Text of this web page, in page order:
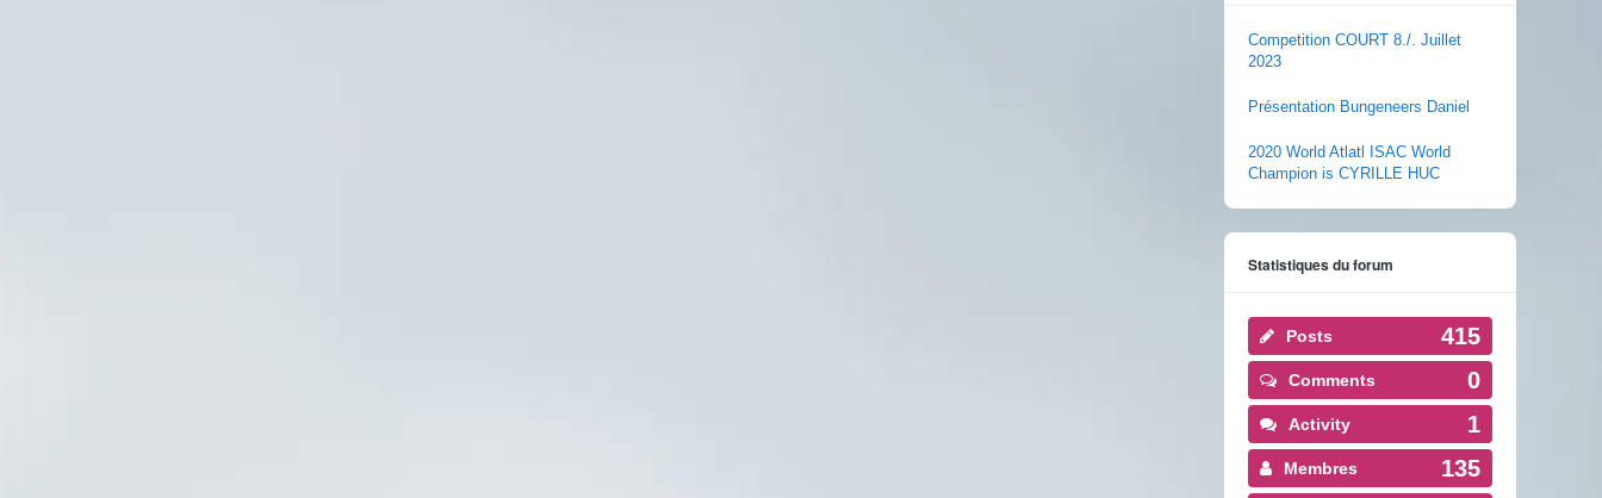
Competition COURT 8./. Juillet
2023
Présentation Bungeneers Daniel
2020 World Atlatl ISAC World
Champion is CYRILLE HUC
Statistiques du forum
Posts 415
Comments 0
Activity 1
Membres 135